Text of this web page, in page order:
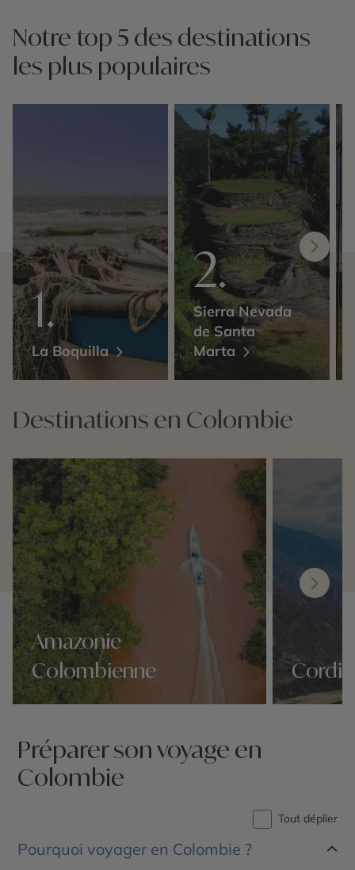
Notre top 5 des destinations
les plus populaires
La Boquilla
Sierra Nevada
de Santa
Marta
Destinations en Colombie
Amazonie
Colombienne
Préparer son voyage en
Colombie
Tout déplier
Pourquoi voyager en Colombie ?